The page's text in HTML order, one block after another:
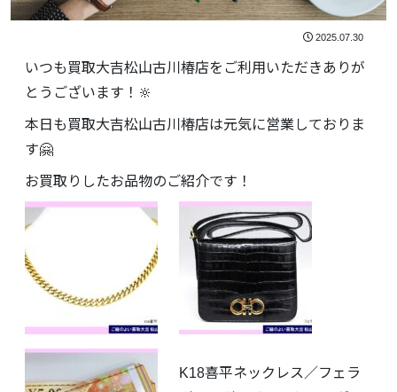
2025.07.30
いつも買取大吉松山古川椿店をご利用いただきありが
とうございます！🔆
本日も買取大吉松山古川椿店は元気に営業しておりま
す🤗
お買取りしたお品物のご紹介です！
K18喜平ネックレス／フェラ